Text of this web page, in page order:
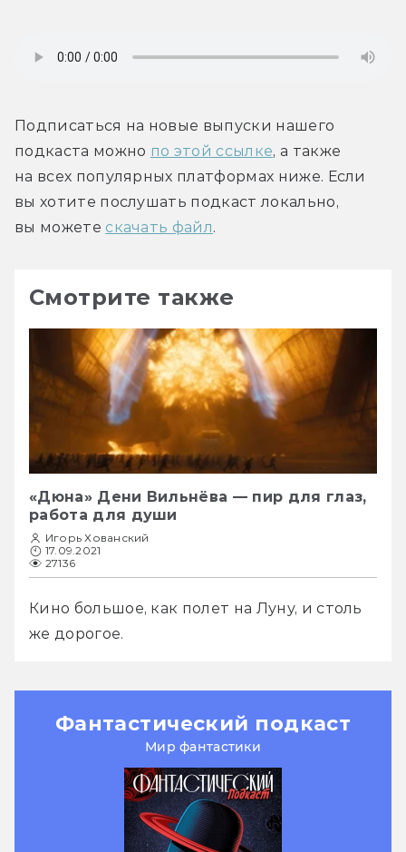
Подписаться на новые выпуски нашего
подкаста можно по этой ссылке, а также
на всех популярных платформах ниже. Если
вы хотите послушать подкаст локально,
вы можете скачать файл.
Смотрите также
«Дюна» Дени Вильнёва — пир для глаз,
работа для души
Игорь Хованский
17.09.2021
27136
Кино большое, как полет на Луну, и столь
же дорогое.
Фантастический подкаст
Мир фантастики